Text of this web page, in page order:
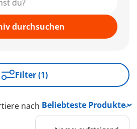
durchsuchen
Filter (1)
nach